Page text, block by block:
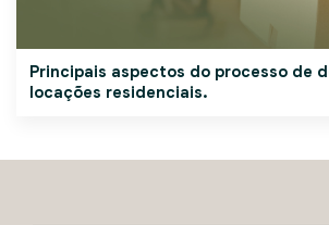
Principais aspectos do processo de
locações residenciais.